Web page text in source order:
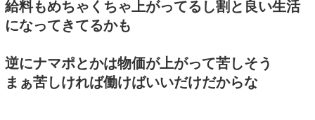
給料もめちゃくちゃ上がってるし割と良い生活
になってきてるかも
逆にナマポとかは物価が上がって苦しそう
まぁ苦しければ働けばいいだけだからな